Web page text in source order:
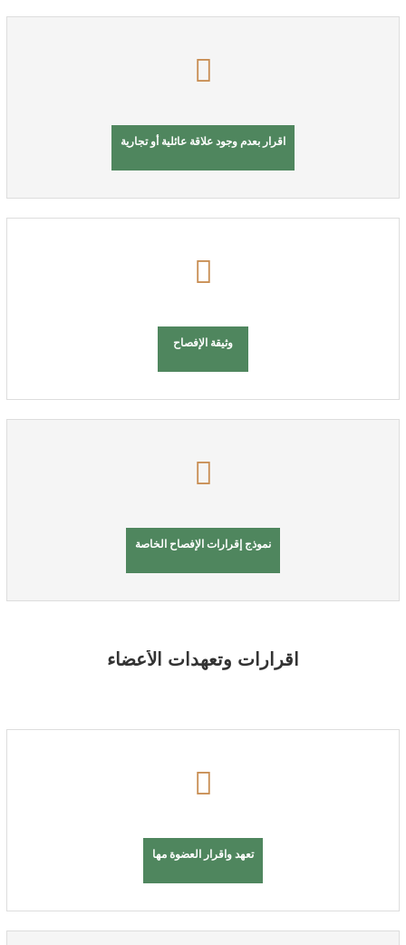
اقرار بعدم وجود علاقة عائلية أو تجارية
وثيقة الإفصاح
نموذج إقرارات الإفصاح الخاصة
اقرارات وتعهدات الأعضاء
تعهد واقرار العضوة مها